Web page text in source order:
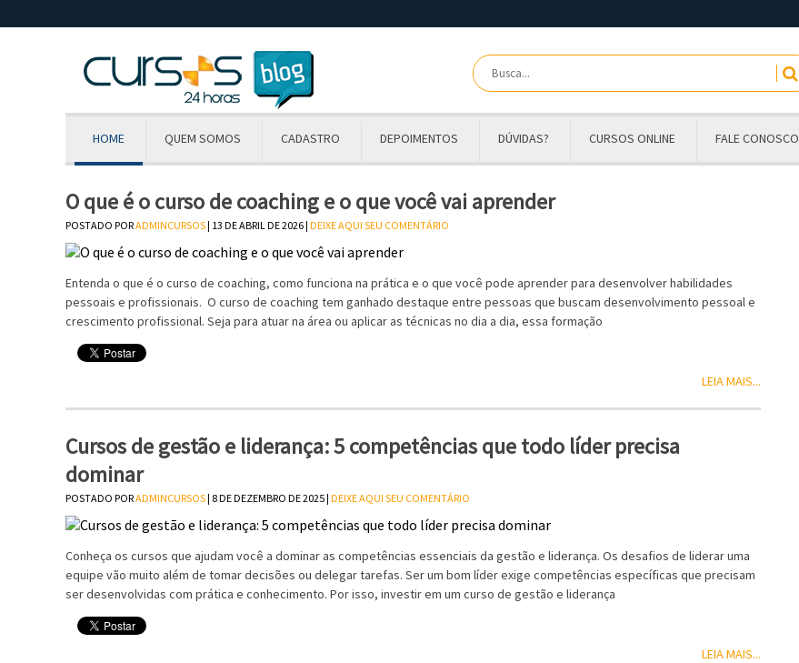
HOME QUEM SOMOS CADASTRO DEPOIMENTOS DÚVIDAS? CURSOS ONLINE FALE CONOSCO
O que é o curso de coaching e o que você vai aprender
POSTADO PORADMINCURSOS| 13 DE ABRIL DE 2026 | DEIXE AQUI SEU COMENTÁRIO
Entenda o que é o curso de coaching, como funciona na prática e o que você pode aprender para desenvolver habilidades
pessoais e profissionais. O curso de coaching tem ganhado destaque entre pessoas que buscam desenvolvimento pessoal e
crescimento profissional. Seja para atuar na área ou aplicar as técnicas no dia a dia, essa formação
LEIA MAIS...
Cursos de gestão e liderança: 5 competências que todo líder precisa
dominar
POSTADO PORADMINCURSOS| 8 DE DEZEMBRO DE 2025 | DEIXE AQUI SEU COMENTÁRIO
Conheça os cursos que ajudam você a dominar as competências essenciais da gestão e liderança. Os desafios de liderar uma
equipe vão muito além de tomar decisões ou delegar tarefas. Ser um bom líder exige competências específicas que precisam
ser desenvolvidas com prática e conhecimento. Por isso, investir em um curso de gestão e liderança
LEIA MAIS...